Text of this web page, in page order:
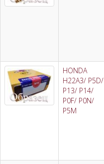
HONDA
H22A3/ P5D/
P13/ P14/
P0F/ P0N/
P5M